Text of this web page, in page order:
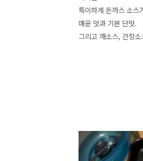
특이하게 돈까스 소스
매운 맛과 기본 단맛.
그리고 깨소스, 간장